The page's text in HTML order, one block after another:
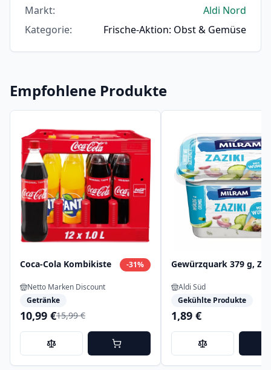
Markt:
Aldi Nord
Kategorie: Frische-Aktion: Obst & Gemüse
Empfohlene Produkte
Coca-Cola Kombikiste -31%
Netto Marken Discount
Getränke
10,99 €15,99 €
Gewürzquark 379 g,
Aldi Süd
Gekühlte Produkte
1,89 €